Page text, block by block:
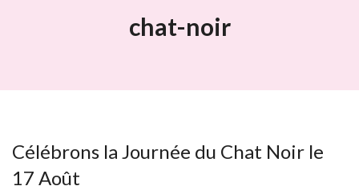
chat-noir
Célébrons la Journée du Chat Noir le
17 Août